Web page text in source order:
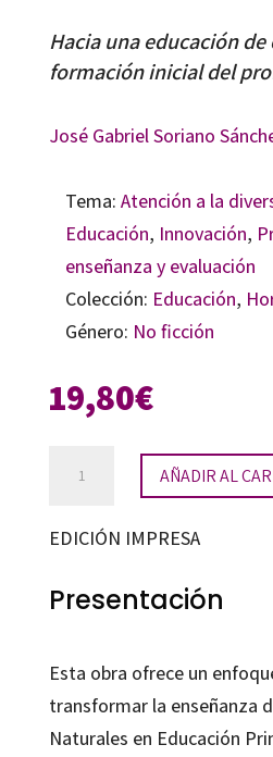
Hacia una educación de
formación inicial del
José Gabriel Soriano
Tema: Atención a la
Educación, Innovación,
enseñanza y evaluación
Colección: Educación,
Género: No ficción
19,80€
Estrategias
la
de
AÑADIR AL
EDICIÓN IMPRESA
Presentación
Esta obra ofrece un
transformar la enseñanza
Naturales en Educación